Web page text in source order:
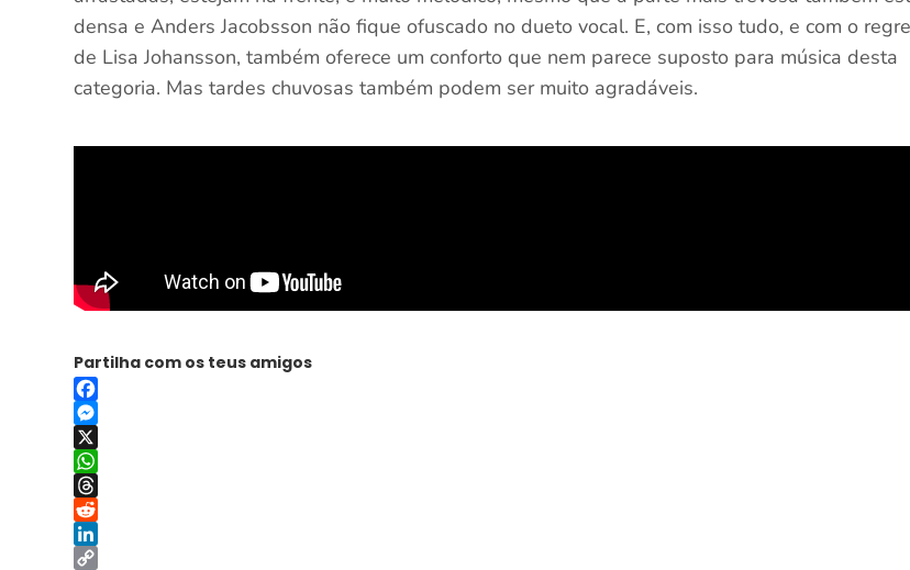
densa e Anders Jacobsson não fique ofuscado no dueto vocal. E, com isso tudo, e com o
de Lisa Johansson, também oferece um conforto que nem parece suposto para música desta
categoria. Mas tardes chuvosas também podem ser muito agradáveis.
Partilha com os teus amigos
Facebook
Messenger
X
WhatsApp
Threads
Reddit
LinkedIn